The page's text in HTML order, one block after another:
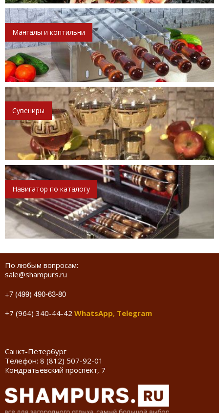
Мангалы и коптильни
Сувениры
Навигатор по каталогу
По любым вопросам:
sale@shampurs.ru
+7 (499) 490-63-80
+7 (964) 340-44-42 WhatsApp, Telegram
Санкт-Петербург
Телефон: 8 (812) 507-92-01
Кондратьевский проспект, 7